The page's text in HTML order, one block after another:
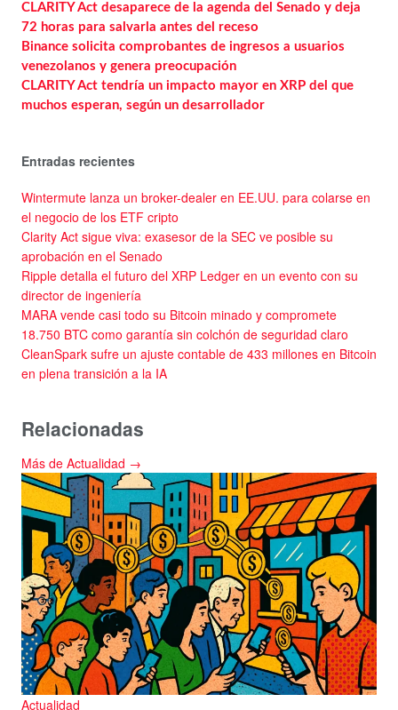
CLARITY Act desaparece de la agenda del Senado y deja
72 horas para salvarla antes del receso
Binance solicita comprobantes de ingresos a usuarios
venezolanos y genera preocupación
CLARITY Act tendría un impacto mayor en XRP del que
muchos esperan, según un desarrollador
Entradas recientes
Wintermute lanza un broker-dealer en EE.UU. para colarse en
el negocio de los ETF cripto
Clarity Act sigue viva: exasesor de la SEC ve posible su
aprobación en el Senado
Ripple detalla el futuro del XRP Ledger en un evento con su
director de ingeniería
MARA vende casi todo su Bitcoin minado y compromete
18.750 BTC como garantía sin colchón de seguridad claro
CleanSpark sufre un ajuste contable de 433 millones en Bitcoin
en plena transición a la IA
Relacionadas
Más de Actualidad →
Actualidad